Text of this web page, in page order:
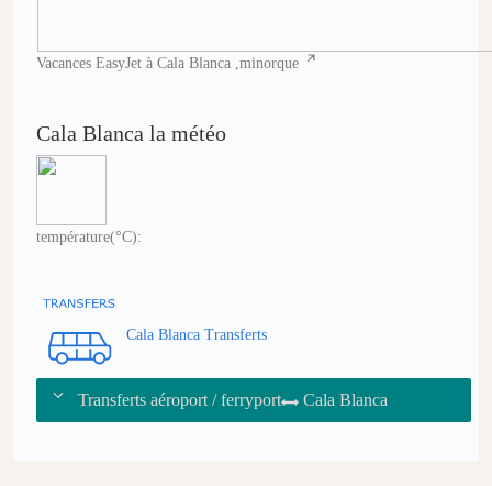
Vacances EasyJet à Cala Blanca ,minorque
Cala Blanca la météo
température(°C):
Cala Blanca Transferts
Transferts aéroport / ferryport Cala Blanca